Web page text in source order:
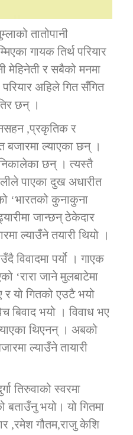
शिक्षालय जुम्लाको सुचना
कार्यालय जुम्लाकाे सुचना
एकाई जुम्लाको सुचना
शिक्षालय जुम्लाको सुचना
तातोपानी
गायक तिर्थ परियार
मेहिनेती र सबैको मनमा
अहिले गित सँगित
छन् ।
,प्रकृतिक र
ल्याएका छन् ।
छन् । त्यस्तै
पाएका दुख अधारीत
‘भारतको कुनाकुना
जान्छन् ठेकेदार
ल्याउँने तयारी थियो ।
विवादमा पर्यो । गाएक
‘रारा जाने मुलबाटेमा
र यो गितको एउटै भयो
बिवाद भयो । विवाध भए
थिएनन् । अबको
ल्याउँने तायारी
तिरुवाको स्वरमा
बताउँनु भयो। यो गितमा
,रमेश गौतम,राजु केशि